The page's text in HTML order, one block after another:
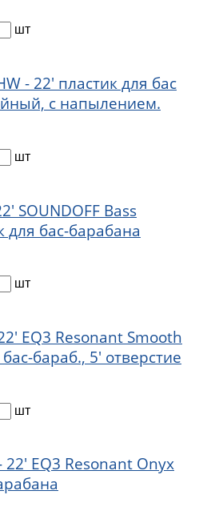
шт
- 22' пластик для бас
с напылением.
шт
SOUNDOFF Bass
для бас-барабана
шт
EQ3 Resonant Smooth
бараб., 5' отверстие
шт
22' EQ3 Resonant Onyx